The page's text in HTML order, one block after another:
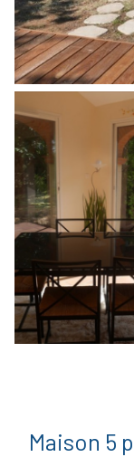
Maison 5 pièce(s) 4 chambre(s) 180